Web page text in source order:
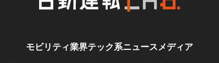
モビリティ業界テック系ニュースメディア